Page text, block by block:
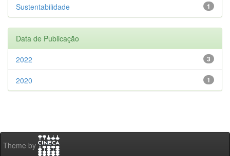
1
Sustentabilidade
Data de Publicação
3
2022
1
2020
Theme by